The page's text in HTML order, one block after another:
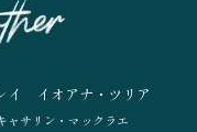
イ イオアナ・ツリア
ャサリン・マックラエ